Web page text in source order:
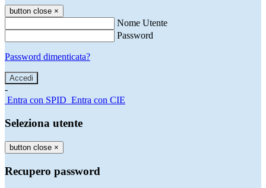
button close ×
Nome Utente
Password
Password dimenticata?
-
Entra con SPID Entra con CIE
Seleziona utente
button close ×
Recupero password